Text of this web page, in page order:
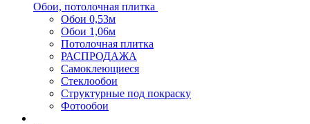
Обои, потолочная плитка
Обои 0,53м
Обои 1,06м
Потолочная плитка
РАСПРОДАЖА
Самоклеющиеся
Стеклообои
Структурные под покраску
Фотообои